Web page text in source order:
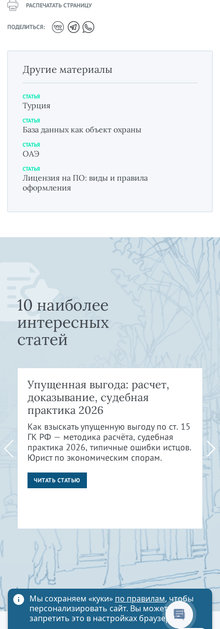
РАСПЕЧАТАТЬ СТРАНИЦУ
ПОДЕЛИТЬСЯ:
Другие материалы
СТАТЬЯ
Турция
СТАТЬЯ
База данных как объект охраны
СТАТЬЯ
ОАЭ
СТАТЬЯ
Лицензия на ПО: виды и правила
оформления
10 наиболее
интересных
статей
Упущенная выгода: расчет,
доказывание, судебная
практика 2026
Как взыскать упущенную выгоду по ст. 15
ГК РФ — методика расчёта, судебная
практика 2026, типичные ошибки истцов.
Юрист по экономическим спорам.
ЧИТАТЬ СТАТЬЮ
Мы сохраняем «куки» по правилам, чтобы
персонализировать сайт. Вы можете
запретить это в настройках браузера